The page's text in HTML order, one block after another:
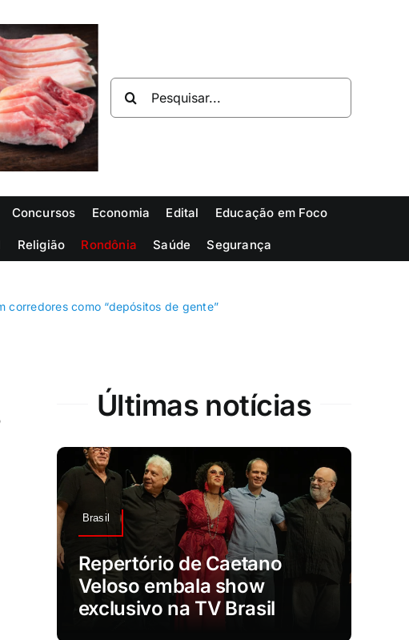
resultados
Concursos Economia Edital Educação em Foco
Religião Rondônia Saúde Segurança
corredores como “depósitos de gente”
Últimas notícias
Brasil
Repertório de Caetano
Veloso embala show
exclusivo na TV Brasil